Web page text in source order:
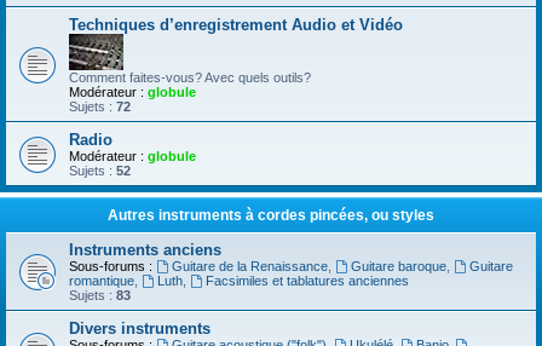
Techniques d’enregistrement Audio et Vidéo
Comment faites-vous? Avec quels outils?
Modérateur : globule
Sujets : 72
Radio
Modérateur : globule
Sujets : 52
Autres instruments à cordes pincées, ou styles
Instruments anciens
Sous-forums : Guitare de la Renaissance, Guitare baroque,
Guitare
romantique
Luth,
Facsimiles et tablatures anciennes
Sujets : 83
Divers instruments